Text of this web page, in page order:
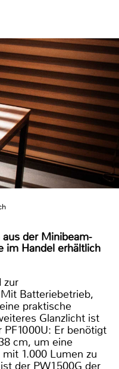
der Minibeam-
im Handel erhältlich
zur
Batteriebetrieb,
praktische
Glanzlicht ist
Er benötigt
cm, um eine
1.000 Lumen zu
der PW1500G der